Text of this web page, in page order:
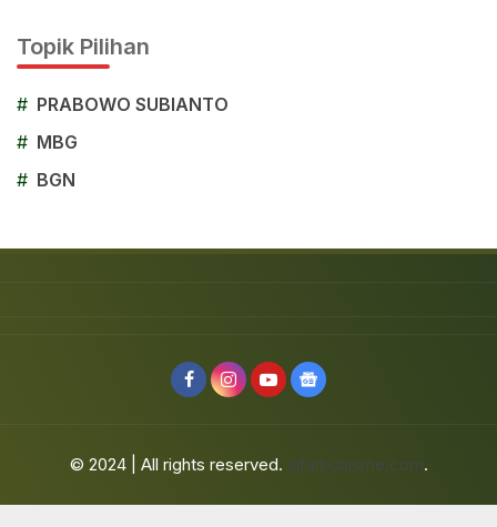
Topik Pilihan
# PRABOWO SUBIANTO
# MBG
# BGN
© 2024 | All rights reserved. jafarbuaisme.com.